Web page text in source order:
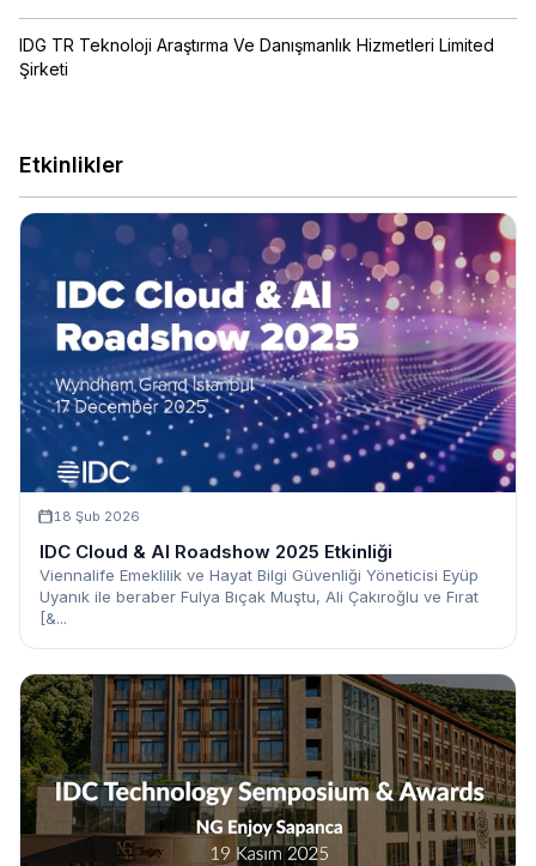
IDG TR Teknoloji Araştırma Ve Danışmanlık Hizmetleri Limited
Şirketi
Etkinlikler
18 Şub 2026
IDC Cloud & AI Roadshow 2025 Etkinliği
Viennalife Emeklilik ve Hayat Bilgi Güvenliği Yöneticisi Eyüp
Uyanık ile beraber Fulya Bıçak Muştu, Ali Çakıroğlu ve Fırat
[&...